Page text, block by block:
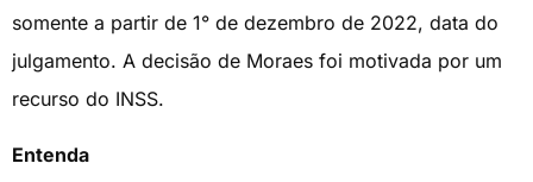
somente a partir de 1° de dezembro de 2022, data do
julgamento. A decisão de Moraes foi motivada por um
recurso do INSS.
Entenda